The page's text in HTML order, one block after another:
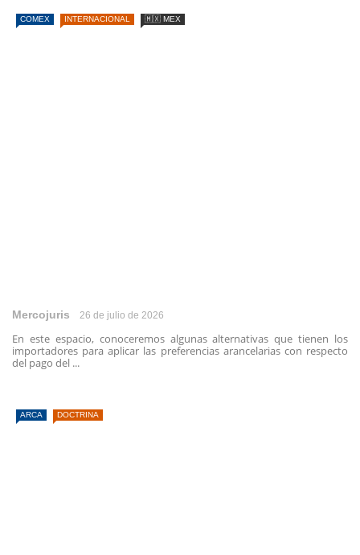
COMEX INTERNACIONAL 🇲🇽 MEX
Mercojuris 26 de julio de 2026
En este espacio, conoceremos algunas alternativas que tienen los
importadores para aplicar las preferencias arancelarias con respecto
del pago del ...
ARCA DOCTRINA